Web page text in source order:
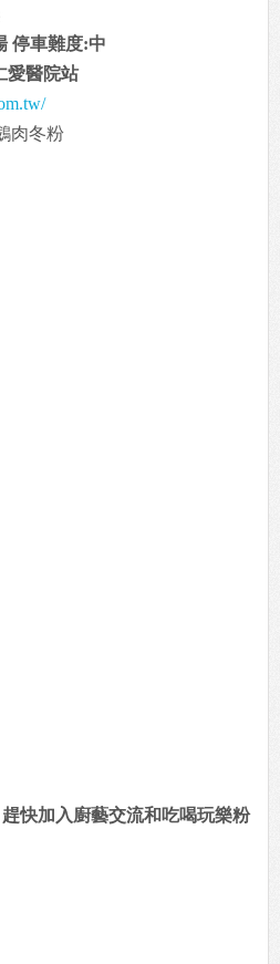
停車難度:中
愛醫院站
肉冬粉
快加入廚藝交流和吃喝玩樂粉